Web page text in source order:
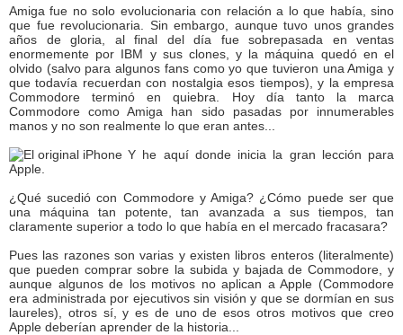
Amiga fue no solo evolucionaria con relación a lo que había, sino
que fue revolucionaria. Sin embargo, aunque tuvo unos grandes
años de gloria, al final del día fue sobrepasada en ventas
enormemente por IBM y sus clones, y la máquina quedó en el
olvido (salvo para algunos fans como yo que tuvieron una Amiga y
que todavía recuerdan con nostalgia esos tiempos), y la empresa
Commodore terminó en quiebra. Hoy día tanto la marca
Commodore como Amiga han sido pasadas por innumerables
manos y no son realmente lo que eran antes...
Y he aquí donde inicia la gran lección para
Apple.
¿Qué sucedió con Commodore y Amiga? ¿Cómo puede ser que
una máquina tan potente, tan avanzada a sus tiempos, tan
claramente superior a todo lo que había en el mercado fracasara?
Pues las razones son varias y existen libros enteros (literalmente)
que pueden comprar sobre la subida y bajada de Commodore, y
aunque algunos de los motivos no aplican a Apple (Commodore
era administrada por ejecutivos sin visión y que se dormían en sus
laureles), otros sí, y es de uno de esos otros motivos que creo
Apple deberían aprender de la historia...